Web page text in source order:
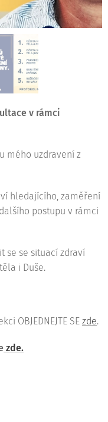
v rámci
mého uzdravení z
hledajícího, zaměření
postupu v rámci
se se situací zdraví
i Duše.
OBJEDNEJTE SE zde.
zde.